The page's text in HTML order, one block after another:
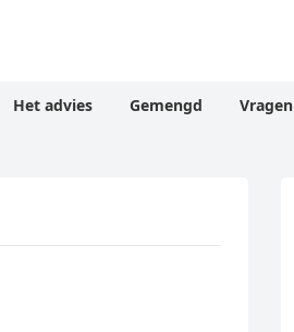
Het advies Gemengd Vragen